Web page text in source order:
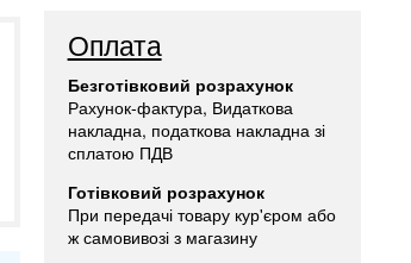
Оплата
Безготівковий розрахунок
Рахунок-фактура, Видаткова
накладна, податкова накладна зі
сплатою ПДВ
Готівковий розрахунок
При передачі товару кур'єром або
ж самовивозі з магазину